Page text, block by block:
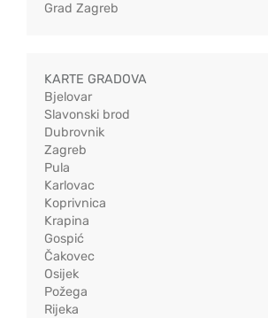
Grad Zagreb
KARTE GRADOVA
Bjelovar
Slavonski brod
Dubrovnik
Zagreb
Pula
Karlovac
Koprivnica
Krapina
Gospić
Čakovec
Osijek
Požega
Rijeka